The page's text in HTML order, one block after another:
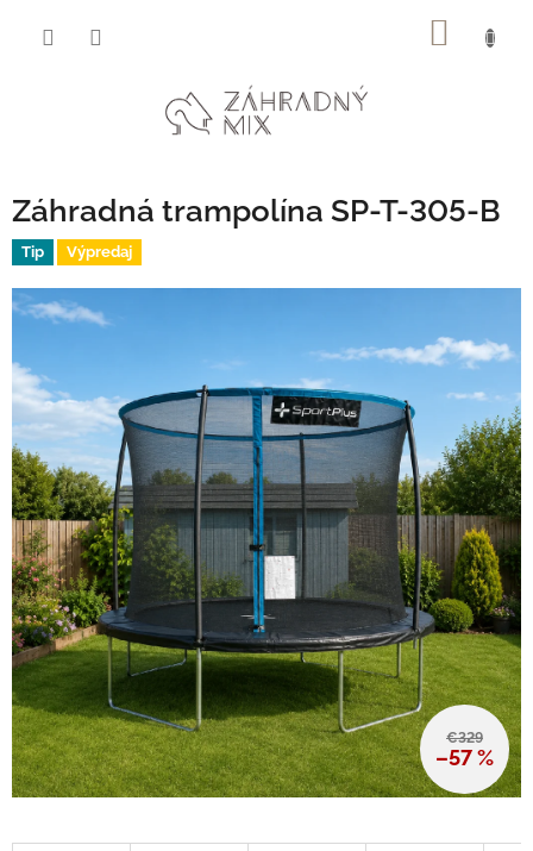
Záhradná trampolína SP-T-305-B
Tip Výpredaj
€329
–57 %